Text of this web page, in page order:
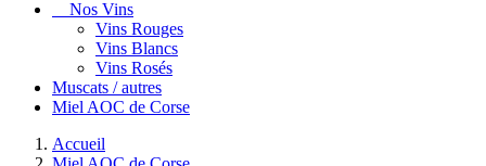
Nos Vins
Vins Rouges
Vins Blancs
Vins Rosés
Muscats / autres
Miel AOC de Corse
Accueil